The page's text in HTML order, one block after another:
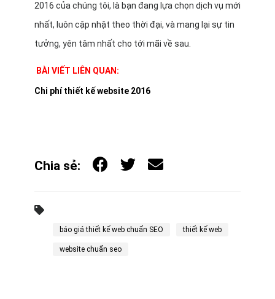
2016 của chúng tôi, là bạn đang lựa chọn dịch vụ mới
nhất, luôn cập nhật theo thời đại, và mang lại sự tin
tưởng, yên tâm nhất cho tới mãi về sau.
BÀI VIẾT LIÊN QUAN:
Chi phí thiết kế website 2016
Chia sẻ:
báo giá thiết kế web chuẩn SEO thiết kế web
website chuẩn seo